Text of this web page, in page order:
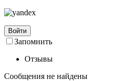
Войти
Запомнить
Отзывы
Сообщения не найдены